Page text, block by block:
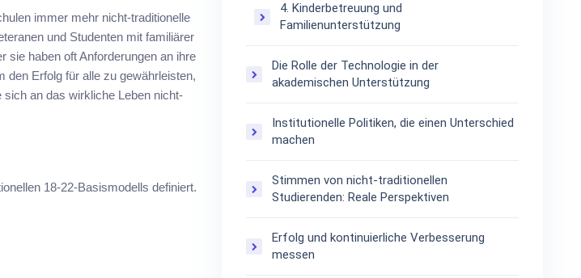
immer mehr nicht-traditionelle
und Studenten mit familiärer
sie haben oft Anforderungen an ihre
den Erfolg für alle zu gewährleisten,
an das wirkliche Leben nicht-
18-22-Basismodells definiert.
4. Kinderbetreuung und
Familienunterstützung
Die Rolle der Technologie in der
akademischen Unterstützung
Institutionelle Politiken, die einen Unterschied
machen
Stimmen von nicht-traditionellen
Studierenden: Reale Perspektiven
Erfolg und kontinuierliche Verbesserung
messen